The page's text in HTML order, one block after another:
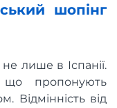
шопінг
лише в Іспанії.
що пропонують
Відмінність від